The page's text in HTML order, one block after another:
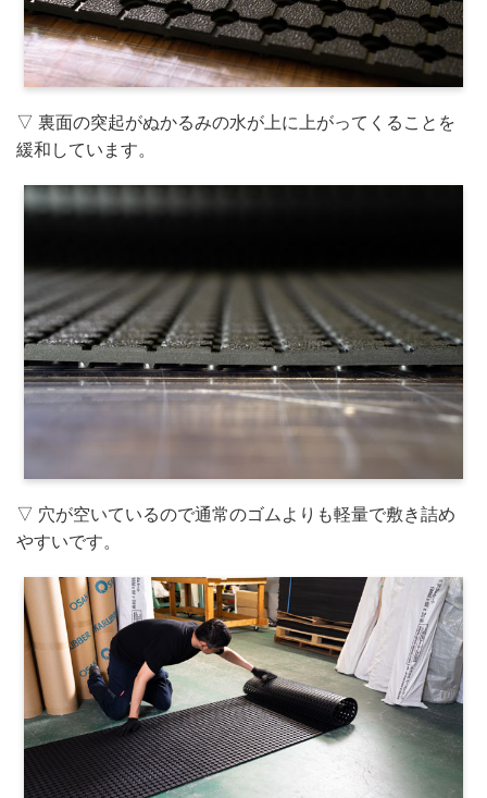
▽ 裏面の突起がぬかるみの水が上に上がってくることを
緩和しています。
▽ 穴が空いているので通常のゴムよりも軽量で敷き詰め
やすいです。